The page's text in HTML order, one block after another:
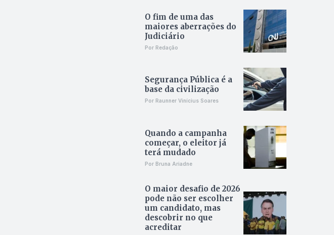
O fim de uma das
maiores aberrações do
Judiciário
Por Redação
Segurança Pública é a
base da civilização
Por Raunner Vinícius Soares
Quando a campanha
começar, o eleitor já
terá mudado
Por Bruna Ariadne
O maior desafio de 2026
pode não ser escolher
um candidato, mas
descobrir no que
acreditar